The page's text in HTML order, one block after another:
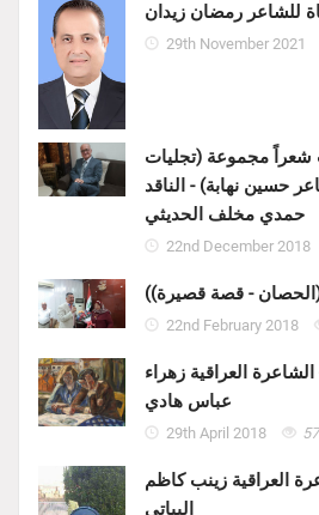
للشاعر رمضان زيدان
29th November 2021
شعراً مجموعة (تجليات
حسين نهابة) - الناقد
حمدي مخلف الحديثي
22nd December 2018
22nd February 2018
العراقية زهراء
عباس هادي
29th April 2018
العراقية زينب كاظم
البياتي